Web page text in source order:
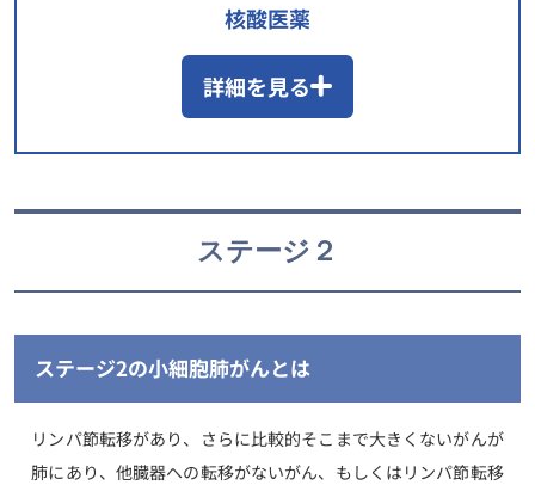
核酸医薬
詳細を見る
ステージ２
ステージ2の小細胞肺がんとは
リンパ節転移があり、さらに比較的そこまで大きくないがんが
肺にあり、他臓器への転移がないがん、もしくはリンパ節転移